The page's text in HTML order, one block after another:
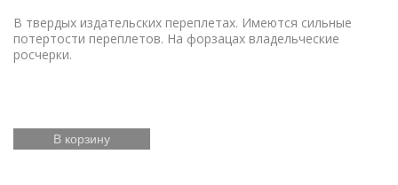
В твердых издательских переплетах. Имеются сильные
потертости переплетов. На форзацах владельческие
росчерки.
В корзину